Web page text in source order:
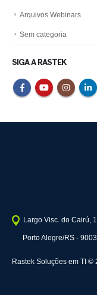
Arquivos Webinars
Sem categoria
SIGA A RASTEK
Largo Visc. do Cairú,
Porto Alegre/RS -
Rastek Soluções em TI ©